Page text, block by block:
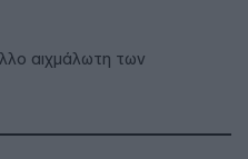
αιχμάλωτη των